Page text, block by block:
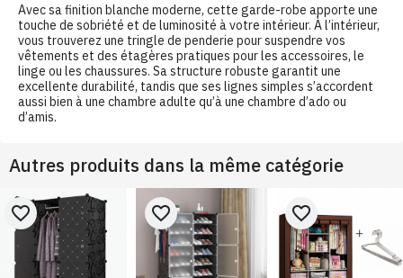
Avec sa finition blanche moderne, cette garde-robe apporte une
touche de sobriété et de luminosité à votre intérieur. À l’intérieur,
vous trouverez une tringle de penderie pour suspendre vos
vêtements et des étagères pratiques pour les accessoires, le
linge ou les chaussures. Sa structure robuste garantit une
excellente durabilité, tandis que ses lignes simples s’accordent
aussi bien à une chambre adulte qu’à une chambre d’ado ou
d’amis.
Autres produits dans la même catégorie
favorite_border favorite_border favorite_border